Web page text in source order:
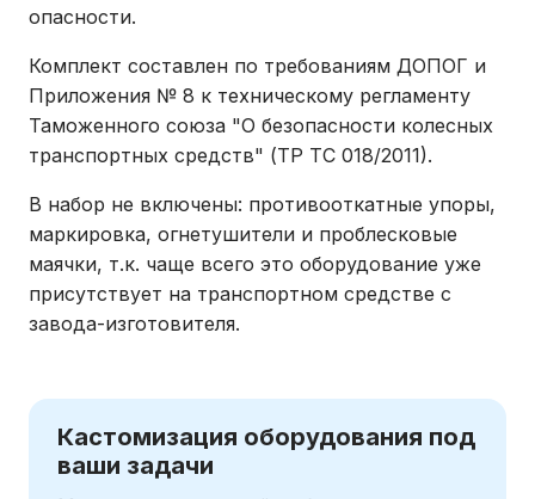
опасности.
Комплект составлен по требованиям ДОПОГ и
Приложения № 8 к техническому регламенту
Таможенного союза "О безопасности колесных
транспортных средств" (ТР ТС 018/2011).
В набор не включены: противооткатные упоры,
маркировка, огнетушители и проблесковые
маячки, т.к. чаще всего это оборудование уже
присутствует на транспортном средстве с
завода-изготовителя.
Кастомизация оборудования под
ваши задачи